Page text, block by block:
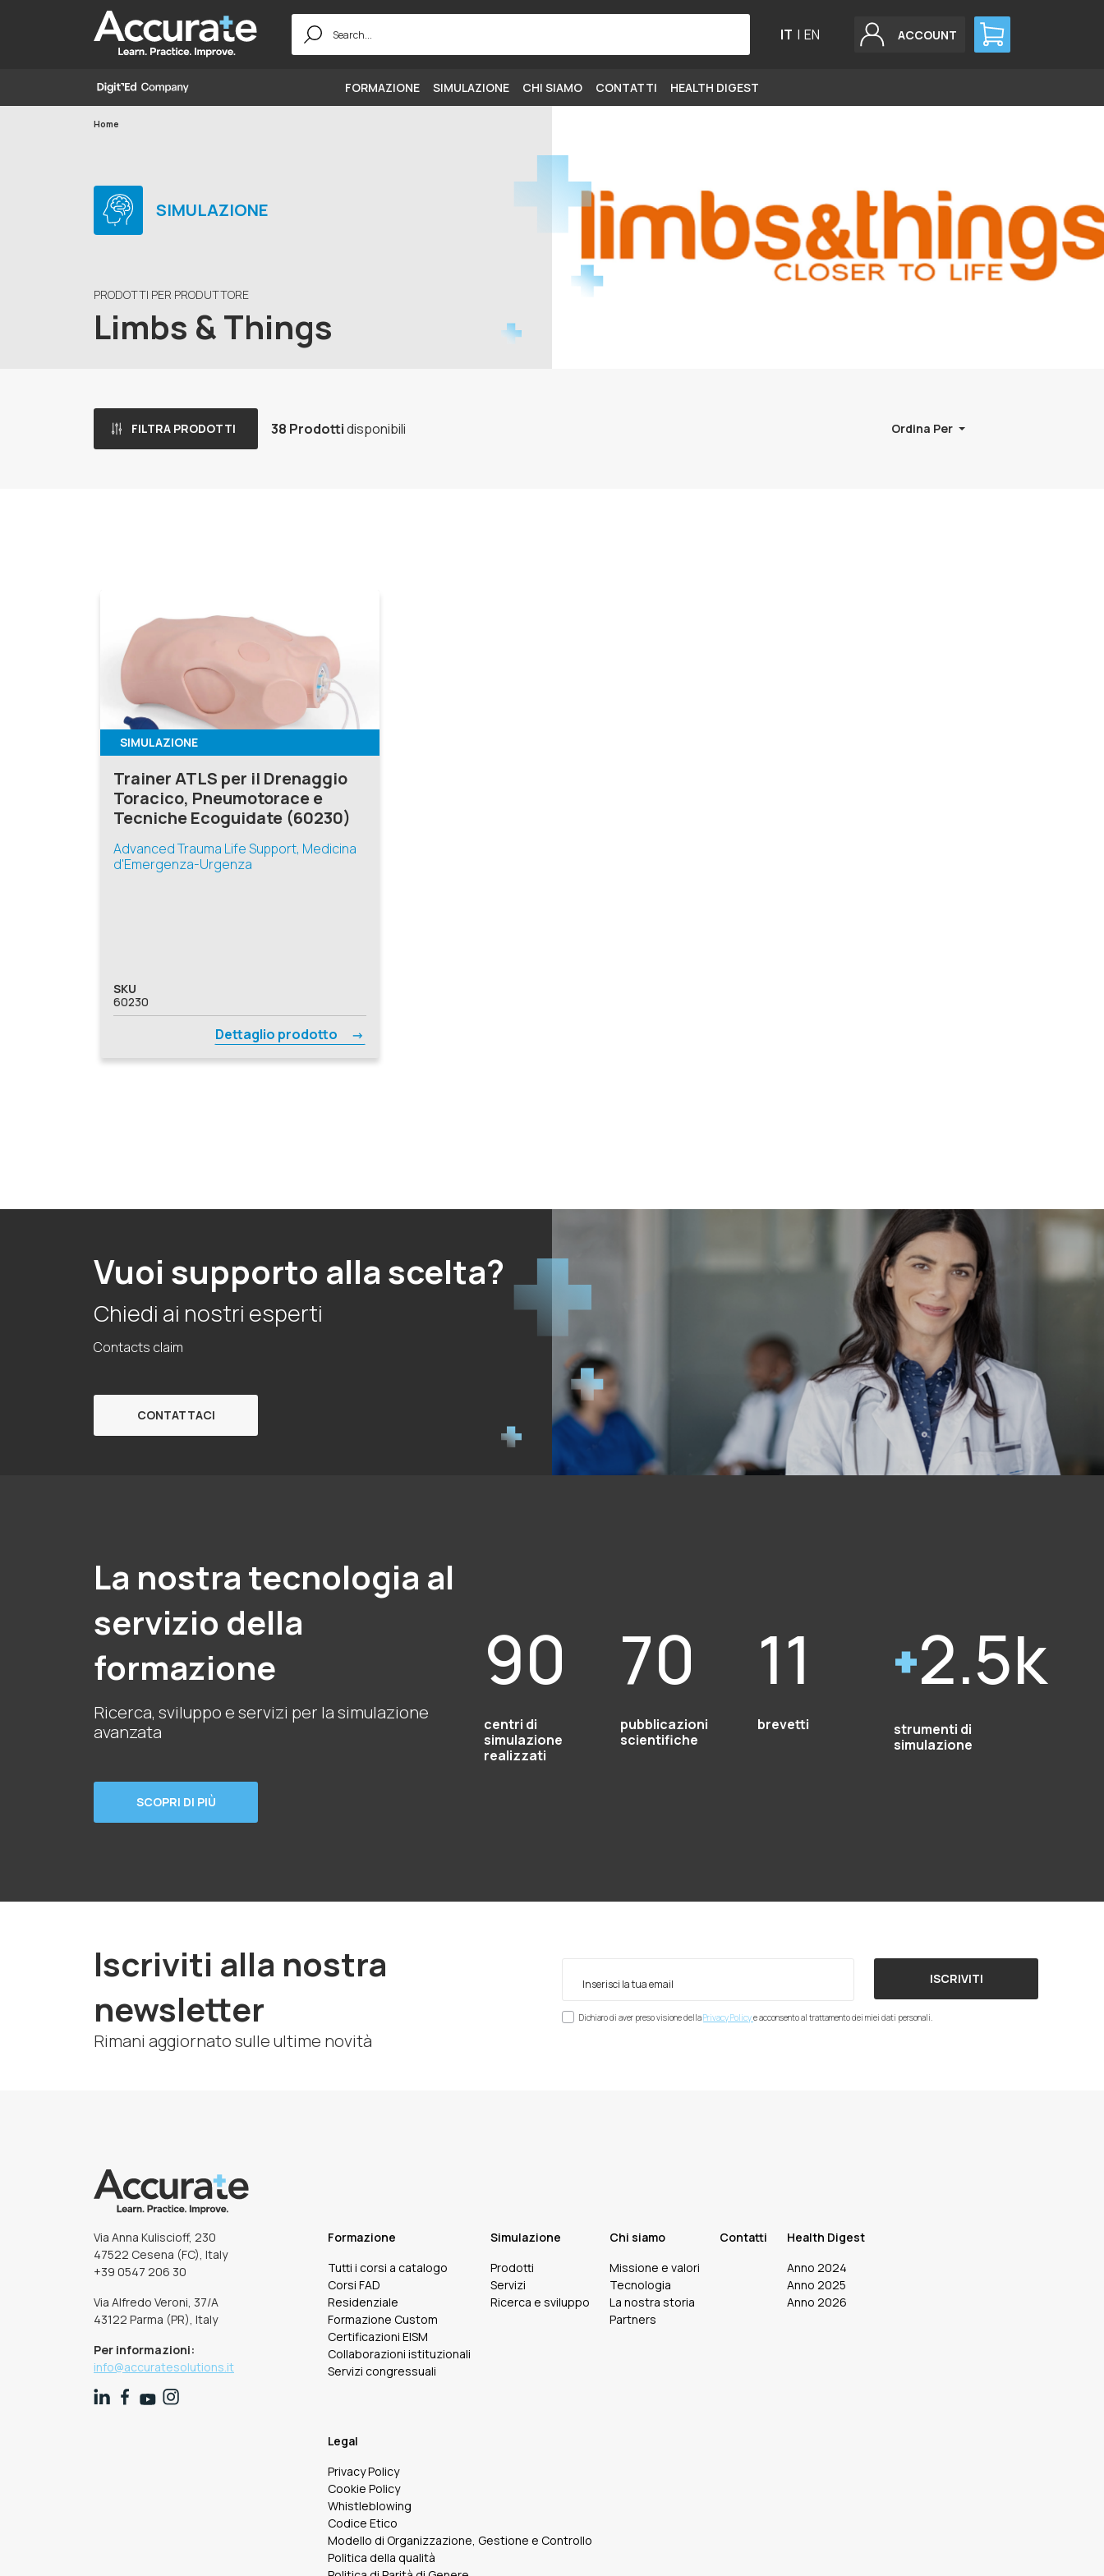
Search
for: IT | EN ACCOUNT
FORMAZIONE SIMULAZIONE CHI SIAMO CONTATTI HEALTH DIGEST
Home
SIMULAZIONE
PRODOTTI PER PRODUTTORE
Limbs & Things
FILTRA PRODOTTI 38 Prodottidisponibili Ordina Per
SIMULAZIONE
Trainer ATLS per il Drenaggio
Toracico, Pneumotorace e
Tecniche Ecoguidate (60230)
Advanced Trauma Life Support, Medicina
d'Emergenza-Urgenza
SKU
60230
Dettaglio prodotto
Vuoi supporto alla scelta?
Chiedi ai nostri esperti
Contacts claim
CONTATTACI
La nostra tecnologia al
servizio della
formazione
Ricerca, sviluppo e servizi per la simulazione
avanzata
SCOPRI DI PIÙ
90
centri di
simulazione
realizzati
70
pubblicazioni
scientifiche
11
brevetti
2.5k
strumenti di
simulazione
Iscriviti alla nostra
newsletter
Rimani aggiornato sulle ultime novità
Dichiaro di aver preso visione dellaPrivacy Policye acconsento al trattamento dei miei dati personali.
ISCRIVITI
Via Anna Kuliscioff, 230
47522 Cesena (FC), Italy
+39 0547 206 30
Via Alfredo Veroni, 37/A
43122 Parma (PR), Italy
Per informazioni:
info@accuratesolutions.it
Formazione
Tutti i corsi a catalogo
Corsi FAD
Residenziale
Formazione Custom
Certificazioni EISM
Collaborazioni istituzionali
Servizi congressuali
Simulazione
Prodotti
Servizi
Ricerca e sviluppo
Chi siamo
Missione e valori
Tecnologia
La nostra storia
Partners
Contatti
Health Digest
Anno 2024
Anno 2025
Anno 2026
Legal
Privacy Policy
Cookie Policy
Whistleblowing
Codice Etico
Modello di Organizzazione, Gestione e Controllo
Politica della qualità